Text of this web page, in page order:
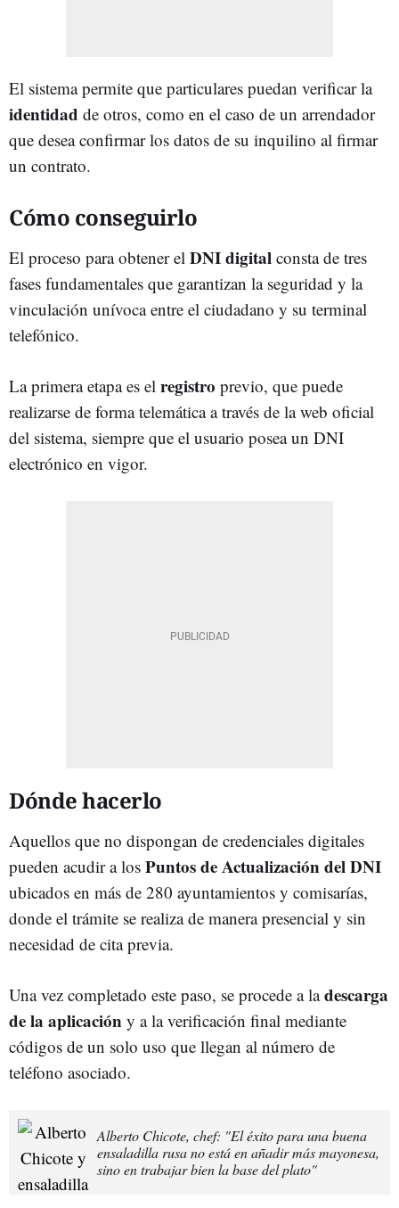
El sistema permite que particulares puedan verificar la
identidad de otros, como en el caso de un arrendador
que desea confirmar los datos de su inquilino al firmar
un contrato.
Cómo conseguirlo
El proceso para obtener el DNI digital consta de tres
fases fundamentales que garantizan la seguridad y la
vinculación unívoca entre el ciudadano y su terminal
telefónico.
La primera etapa es el registro previo, que puede
realizarse de forma telemática a través de la web oficial
del sistema, siempre que el usuario posea un DNI
electrónico en vigor.
Dónde hacerlo
Aquellos que no dispongan de credenciales digitales
pueden acudir a los Puntos de Actualización del DNI
ubicados en más de 280 ayuntamientos y comisarías,
donde el trámite se realiza de manera presencial y sin
necesidad de cita previa.
Una vez completado este paso, se procede a ladescarga
de la aplicación y a la verificación final mediante
códigos de un solo uso que llegan al número de
teléfono asociado.
Alberto Chicote, chef: "El éxito para una buena
ensaladilla rusa no está en añadir más mayonesa,
sino en trabajar bien la base del plato"